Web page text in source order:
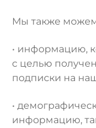
Мы также
• информацию,
с целью
подписки на
•
информацию,